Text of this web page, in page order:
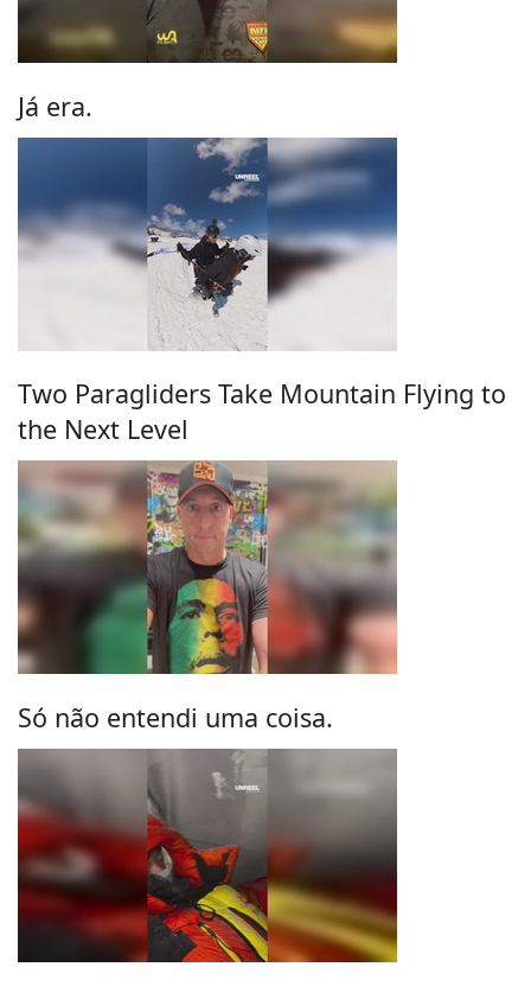
Já era.
Two Paragliders Take Mountain Flying to
the Next Level
Só não entendi uma coisa.